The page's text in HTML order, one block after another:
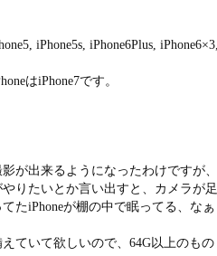
iPhone5s, iPhone6Plus, iPhone6×3,
はiPhone7です。
が出来るようになったわけですが、
りたいとか言い出すと、カメラが足
たiPhoneが棚の中で眠ってる、なぁ
ていて欲しいので、64G以上のもの